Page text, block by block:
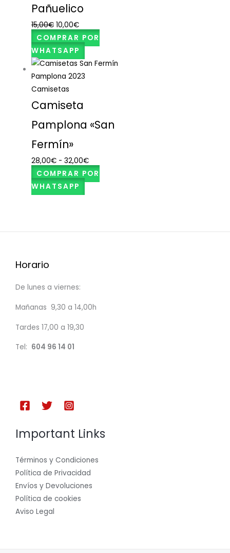
Pañuelico
15,00€ 10,00€
COMPRAR POR
WHATSAPP
Camisetas
Camiseta
Pamplona «San
Fermín»
28,00€ - 32,00€
COMPRAR POR
WHATSAPP
Horario
De lunes a viernes:
Mañanas 9,30 a 14,00h
Tardes 17,00 a 19,30
Tel: 604 96 14 01
Important Links
Términos y Condiciones
Política de Privacidad
Envíos y Devoluciones
Política de cookies
Aviso Legal